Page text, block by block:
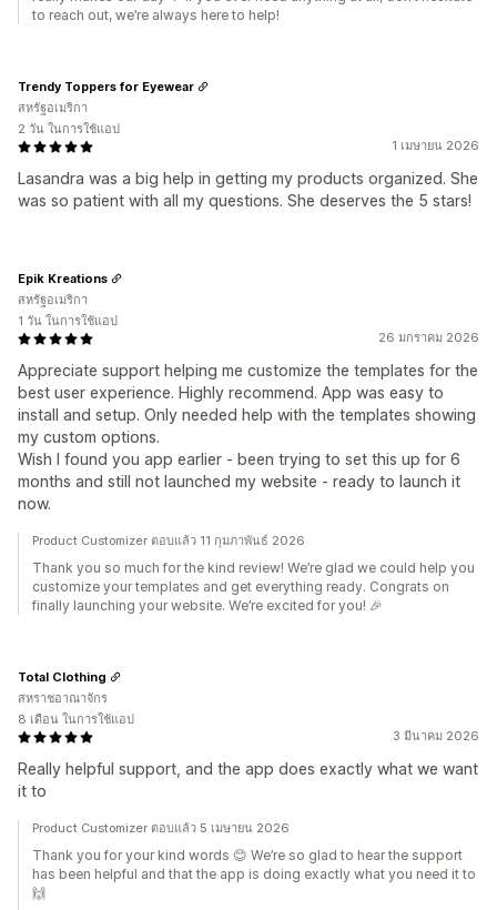
to reach out, we’re always here to help!
1 เมษายน 2026
Lasandra was a big help in getting my products organized. She
was so patient with all my questions. She deserves the 5 stars!
Trendy Toppers for Eyewear
สหรัฐอเมริกา
2 วัน ในการใช้แอป
26 มกราคม 2026
Appreciate support helping me customize the templates for the
best user experience. Highly recommend. App was easy to
install and setup. Only needed help with the templates showing
my custom options.
Wish I found you app earlier - been trying to set this up for 6
months and still not launched my website - ready to launch it
now.
Epik Kreations
สหรัฐอเมริกา
1 วัน ในการใช้แอป
Product Customizer ตอบแล้ว 11 กุมภาพันธ์ 2026
Thank you so much for the kind review! We’re glad we could help you
customize your templates and get everything ready. Congrats on
finally launching your website. We’re excited for you! 🎉
3 มีนาคม 2026
Really helpful support, and the app does exactly what we want
it to
Total Clothing
สหราชอาณาจักร
8 เดือน ในการใช้แอป
Product Customizer ตอบแล้ว 5 เมษายน 2026
Thank you for your kind words 😊 We’re so glad to hear the support
has been helpful and that the app is doing exactly what you need it to
🙌